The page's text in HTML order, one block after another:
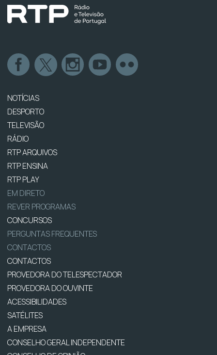
NOTÍCIAS
DESPORTO
TELEVISÃO
RÁDIO
RTP ARQUIVOS
RTP ENSINA
RTP PLAY
EM DIRETO
REVER PROGRAMAS
CONCURSOS
PERGUNTAS FREQUENTES
CONTACTOS
CONTACTOS
PROVEDORA DO TELESPECTADOR
PROVEDORA DO OUVINTE
ACESSIBILIDADES
SATÉLITES
A EMPRESA
CONSELHO GERAL INDEPENDENTE